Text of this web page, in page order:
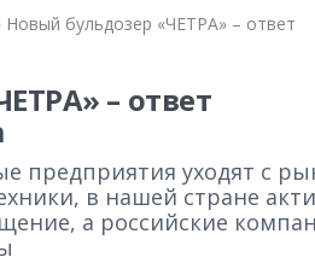
Новый бульдозер «ЧЕТРА» – ответ
– ответ
предприятия уходят с
в нашей стране
а российские